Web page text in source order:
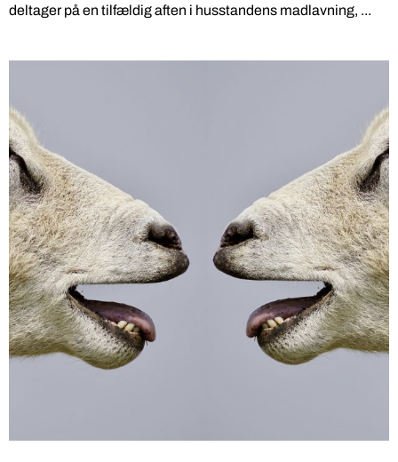
deltager på en tilfældig aften i husstandens madlavning, ...